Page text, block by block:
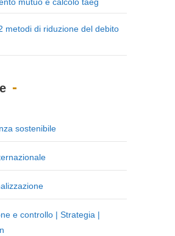
metodi di riduzione del debito
sostenibile
e controllo | Strategia |